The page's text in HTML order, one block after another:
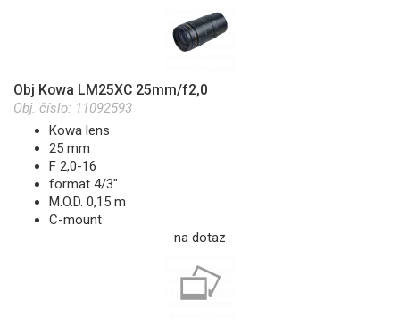
Obj Kowa LM25XC 25mm/f2,0
Obj. číslo: 11092593
Kowa lens
25 mm
F 2,0-16
format 4/3"
M.O.D. 0,15 m
C-mount
na dotaz